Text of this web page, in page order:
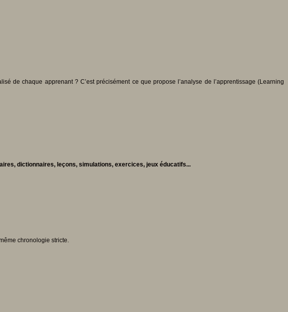
de chaque apprenant ? C’est précisément ce que propose l’analyse de l’apprentissage (Learning
dictionnaires, leçons, simulations, exercices, jeux éducatifs...
chronologie stricte.